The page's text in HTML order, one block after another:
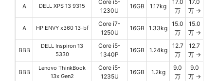
A DELL XPS 13 9315
Core i5-
1230U
16GB 1.17kg
17.0
万
17.0
万 →
A HP ENVY x360 13-bf
Core i7-
1250U
16GB 1.33kg
15.0
万
15.0
万 →
BBB
DELL Inspiron 13
5330
Core i5-
1340P
16GB 1.24kg
12.7
万
12.7
万 →
BBB
Lenovo ThinkBook
13x Gen2
Core i5-
1235U
16GB 1.2kg
9.0
万
9.0
万 →